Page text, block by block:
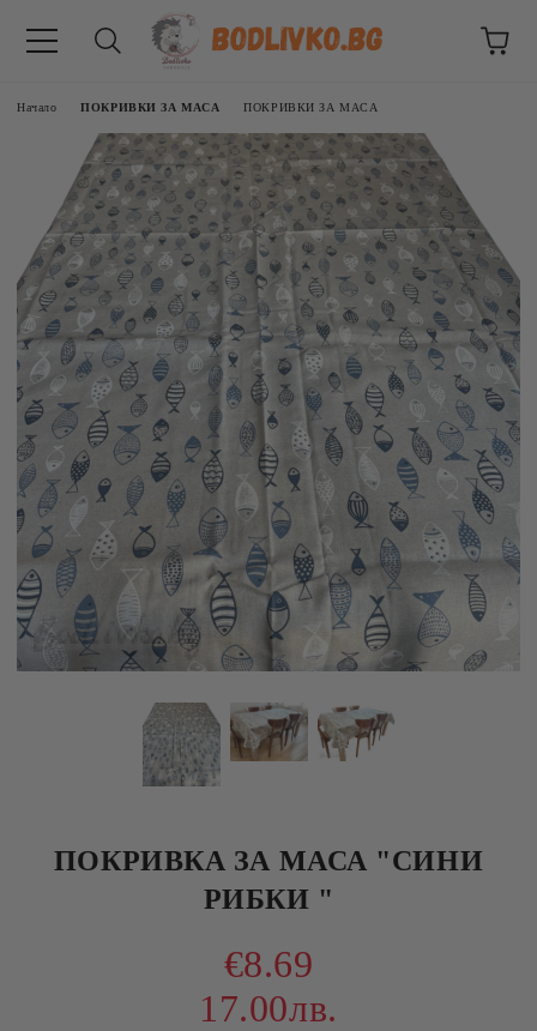
Начало ПОКРИВКИ ЗА МАСА ПОКРИВКИ ЗА МАСА
ПОКРИВКА ЗА МАСА "СИНИ
РИБКИ "
€8.69
17.00лв.